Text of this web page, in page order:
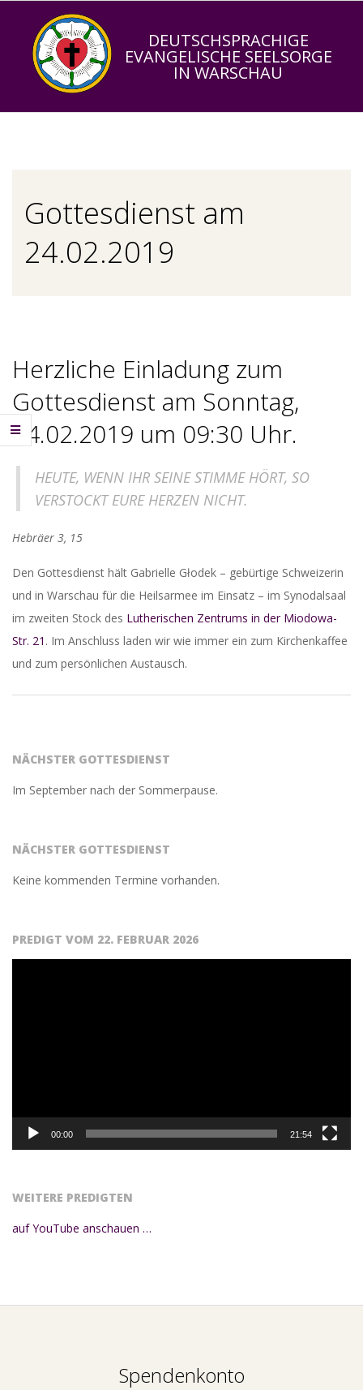
content
DEUTSCHSPRACHIGE
EVANGELISCHE SEELSORGE
IN WARSCHAU
Gottesdienst am
24.02.2019
Herzliche Einladung zum
Gottesdienst am Sonntag,
24.02.2019 um 09:30 Uhr.
HEUTE, WENN IHR SEINE STIMME HÖRT, SO
VERSTOCKT EURE HERZEN NICHT.
Hebräer 3, 15
Den Gottesdienst hält Gabrielle Głodek – gebürtige Schweizerin
und in Warschau für die Heilsarmee im Einsatz – im Synodalsaal
im zweiten Stock des Lutherischen Zentrums in der Miodowa-
Str. 21 . Im Anschluss laden wir wie immer ein zum Kirchenkaffee
und zum persönlichen Austausch.
23
NÄCHSTER GOTTESDIENST
Im September nach der Sommerpause.
NÄCHSTER GOTTESDIENST
Keine kommenden Termine vorhanden.
PREDIGT VOM 22. FEBRUAR 2026
00:00 21:54
WEITERE PREDIGTEN
auf YouTube anschauen …
Spendenkonto